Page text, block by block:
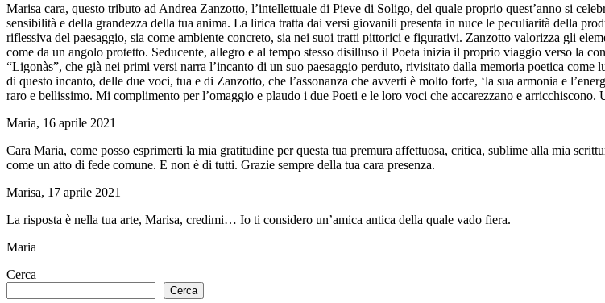
Marisa cara, questo tributo ad Andrea Zanzotto, l’intellettuale di Pieve di Soligo, del quale proprio quest’anno si
sensibilità e della grandezza della tua anima. La lirica tratta dai versi giovanili presenta in nuce le peculiarità della
riflessiva del paesaggio, sia come ambiente concreto, sia nei suoi tratti pittorici e figurativi. Zanzotto valorizza gli
come da un angolo protetto. Seducente, allegro e al tempo stesso disilluso il Poeta inizia il proprio viaggio verso la
“Ligonàs”, che già nei primi versi narra l’incanto di un suo paesaggio perduto, rivisitato dalla memoria poetica
di questo incanto, delle due voci, tua e di Zanzotto, che l’assonanza che avverti è molto forte, ‘la sua armonia e
raro e bellissimo. Mi complimento per l’omaggio e plaudo i due Poeti e le loro voci che accarezzano e
Maria, 16 aprile 2021
Cara Maria, come posso esprimerti la mia gratitudine per questa tua premura affettuosa, critica, sublime alla mia
come un atto di fede comune. E non è di tutti. Grazie sempre della tua cara presenza.
Marisa, 17 aprile 2021
La risposta è nella tua arte, Marisa, credimi… Io ti considero un’amica antica della quale vado fiera.
Maria
Cerca
Cerca